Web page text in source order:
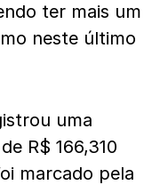
ter mais um
neste último
uma
R$ 166,310
marcado pela